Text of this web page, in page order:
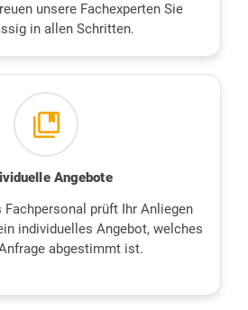
unsere Fachexperten Sie
in allen Schritten.
collections_bookmark
Angebote
Fachpersonal prüft Ihr Anliegen
individuelles Angebot, welches
abgestimmt ist.